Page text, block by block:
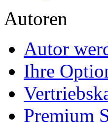
Autoren
Autor
Ihre
Premium